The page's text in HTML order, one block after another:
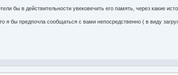
бы в действительности увековечить его память, через какие
я бы предпочла сообщаться с вами непосредственно ( в виду